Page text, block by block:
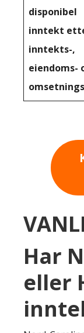
disponibel
inntekt
inntekts-,
eiendoms-
Har
eller